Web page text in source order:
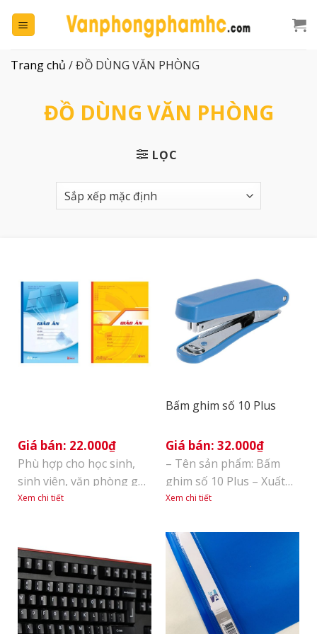
đến
dung
Trang chủ /ĐỒ DÙNG VĂN PHÒNG
ĐỒ DÙNG VĂN PHÒNG
LỌC
22.000₫
Phù hợp cho học sinh,
sinh viên, văn phòng ghi
chép thông tin cần thiết.
đẹp. Giấy viết không
nhòe, không thấm mực
sang trang sau. Kích
thước: 210 * 297 (±2mm)
Số trang: 300 trang cả
Xem chi tiết
Bấm ghim số 10 Plus
32.000₫
– Tên sản phẩm: Bấm
ghim số 10 Plus – Xuất
sứ: Nhật Bản – Đơn vị
Xem chi tiết